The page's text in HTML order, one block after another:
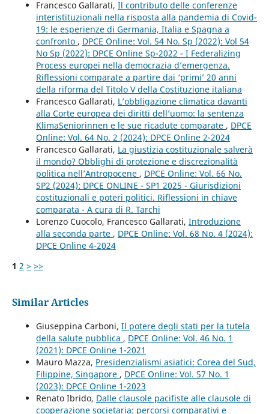
Francesco Gallarati, Il contributo delle conferenze
interistituzionali nella risposta alla pandemia di Covid-
19: le esperienze di Germania, Italia e Spagna a
confronto , DPCE Online: Vol. 54 No. Sp (2022): Vol 54
No Sp (2022): DPCE Online Sp-2022 - I Federalizing
Process europei nella democrazia d’emergenza.
Riflessioni comparate a partire dai ‘primi’ 20 anni
della riforma del Titolo V della Costituzione italiana
Francesco Gallarati, L’obbligazione climatica davanti
alla Corte europea dei diritti dell’uomo: la sentenza
KlimaSeniorinnen e le sue ricadute comparate , DPCE
Online: Vol. 64 No. 2 (2024): DPCE Online 2-2024
Francesco Gallarati, La giustizia costituzionale salverà
il mondo? Obblighi di protezione e discrezionalità
politica nell’Antropocene , DPCE Online: Vol. 66 No.
SP2 (2024): DPCE ONLINE - SP1 2025 - Giurisdizioni
costituzionali e poteri politici. Riflessioni in chiave
comparata - A cura di R. Tarchi
Lorenzo Cuocolo, Francesco Gallarati, Introduzione
alla seconda parte , DPCE Online: Vol. 68 No. 4 (2024):
DPCE Online 4-2024
1 2 > >>
Similar Articles
Giuseppina Carboni, Il potere degli stati per la tutela
della salute pubblica , DPCE Online: Vol. 46 No. 1
(2021): DPCE Online 1-2021
Mauro Mazza, Presidenzialismi asiatici: Corea del Sud,
Filippine, Singapore , DPCE Online: Vol. 57 No. 1
(2023): DPCE Online 1-2023
Renato Ibrido, Dalle clausole pacifiste alle clausole di
cooperazione societaria: percorsi comparativi e